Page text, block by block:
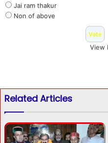
Jai ram thakur
Non of above
View
Related Articles